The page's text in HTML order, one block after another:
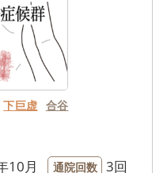
下巨虚 合谷
10月 通院回数 3回